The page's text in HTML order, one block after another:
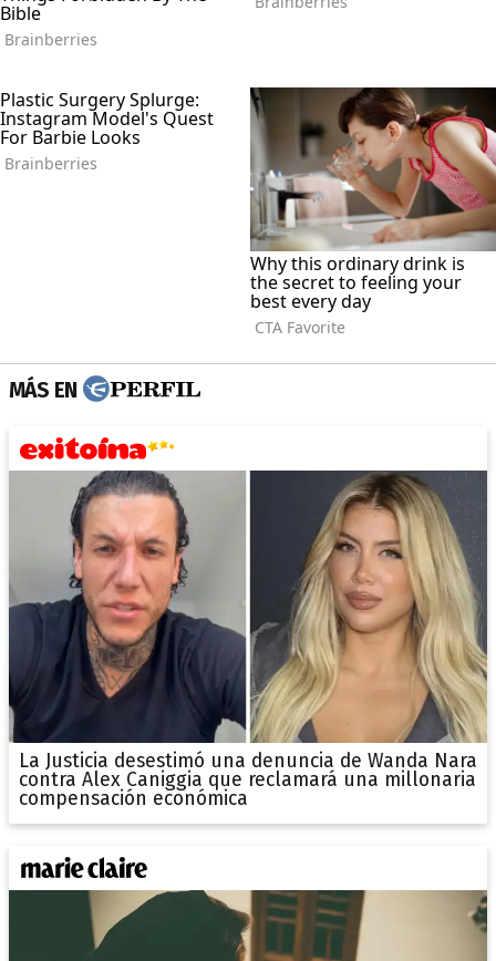
MÁS EN
La Justicia desestimó una denuncia de Wanda Nara
contra Alex Caniggia que reclamará una millonaria
compensación económica